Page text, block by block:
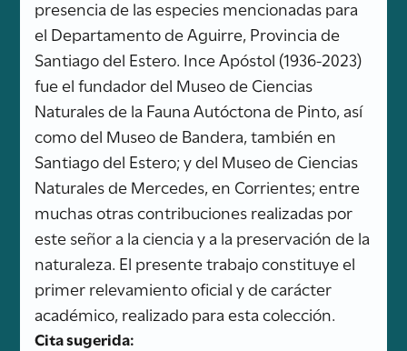
presencia de las especies mencionadas para
el Departamento de Aguirre, Provincia de
Santiago del Estero. Ince Apóstol (1936-2023)
fue el fundador del Museo de Ciencias
Naturales de la Fauna Autóctona de Pinto, así
como del Museo de Bandera, también en
Santiago del Estero; y del Museo de Ciencias
Naturales de Mercedes, en Corrientes; entre
muchas otras contribuciones realizadas por
este señor a la ciencia y a la preservación de la
naturaleza. El presente trabajo constituye el
primer relevamiento oficial y de carácter
académico, realizado para esta colección.
Cita sugerida: